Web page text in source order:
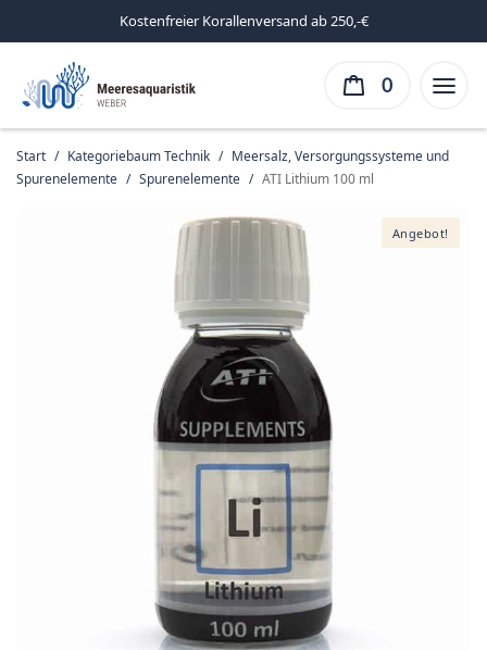
Kostenfreier Korallenversand ab 250,-€
0
Start / Kategoriebaum Technik / Meersalz, Versorgungssysteme und
Spurenelemente / Spurenelemente / ATI Lithium 100 ml
Angebot!